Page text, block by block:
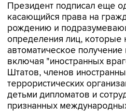
Президент подписал еще
касающийся права на
рождению и
определения лиц, которые
автоматическое получение
включая "иностранных
Штатов, членов
террористических
детьми дипломатов и
признанных